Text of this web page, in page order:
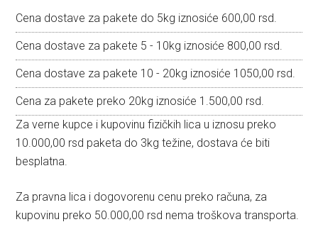
Cena dostave za pakete do 5kg iznosiće 600,00 rsd.
Cena dostave za pakete 5 - 10kg iznosiće 800,00 rsd.
Cena dostave za pakete 10 - 20kg iznosiće 1050,00 rsd.
Cena za pakete preko 20kg iznosiće 1.500,00 rsd.
Za verne kupce i kupovinu fizičkih lica u iznosu preko
10.000,00 rsd paketa do 3kg težine, dostava će biti
besplatna.
Za pravna lica i dogovorenu cenu preko računa, za
kupovinu preko 50.000,00 rsd nema troškova transporta.